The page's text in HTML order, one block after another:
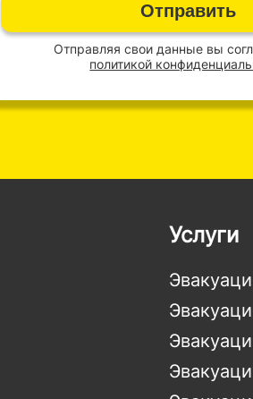
Отправить
Отправляя свои данные вы
политикой
Услуги